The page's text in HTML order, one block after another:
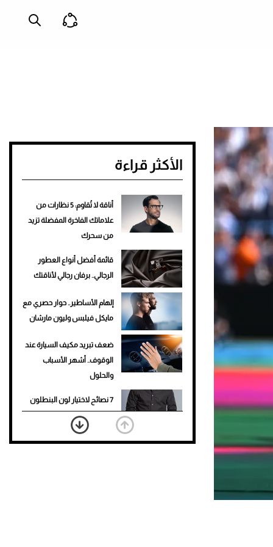
الأكثر قراءة
أناقة لا تُقاوم: 5 نظارات من
علاماتك الفاخرة المفضلة تزيد
من سحرك
قائمة أفضل أنواع العطور
الرجالي.. برفان رجالي لأناقتك
إلهام الأساطير.. حوار حصري مع
مايكل فيلبس وليون مارشان
ضعف تبريد مكيف السيارة عند
الوقوف.. أشهر الأسباب
والحلول
7 نصائح لاختيار لون البنطلون
المناسب للقميص الأسود
نرى المستقبل من خلال